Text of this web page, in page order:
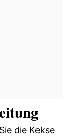
die Kekse